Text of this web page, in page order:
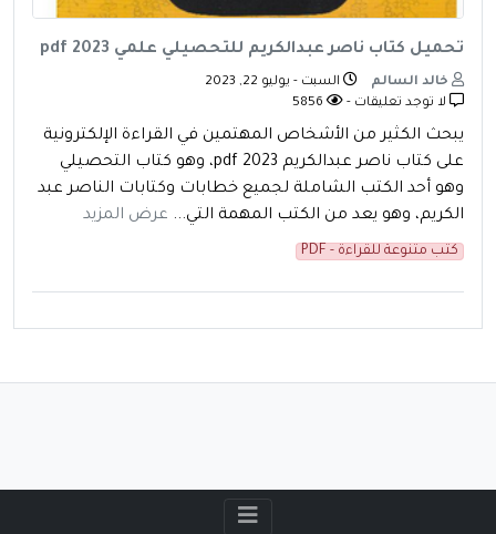
تحميل كتاب ناصر عبدالكريم للتحصيلي علمي pdf 2023
خالد السالم
السبت - يوليو 22, 2023
لا توجد تعليقات -
يبحث الكثير من الأشخاص المهتمين في القراءة الإلكترونية
على كتاب ناصر عبدالكريم 2023 pdf، وهو كتاب التحصيلي
وهو أحد الكتب الشاملة لجميع خطابات وكتابات الناصر عبد
الكريم، وهو يعد من الكتب المهمة التي... عرض المزيد
كتب متنوعة للقراءة - PDF